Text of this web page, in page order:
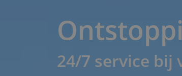
24/7 service bij